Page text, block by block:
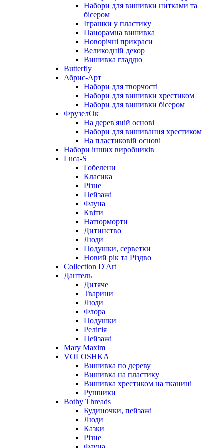
Набори для вишивки нитками та
бісером
Іграшки у пластику
Панорамна вишивка
Новорічні прикраси
Великодній декор
Вишивка гладдю
Butterfly
Абрис-Арт
Набори для творчості
Набори для вишивки хрестиком
Набори для вишивки бісером
ФрузелОк
На дерев'яній основі
Набори для вишивання хрестиком
На пластиковій основі
Набори інших виробників
Luca-S
Гобелени
Класика
Різне
Пейзажі
Фауна
Квіти
Натюрморти
Дитинство
Люди
Подушки, серветки
Новий рік та Різдво
Collection D'Art
Дантель
Дитяче
Тварини
Люди
Флора
Подушки
Релігія
Пейзажі
Mary Maxim
VOLOSHKA
Вишивка по дереву
Вишивка на пластику
Вишивка хрестиком на тканині
Рушники
Bothy Threads
Будиночки, пейзажі
Люди
Казки
Різне